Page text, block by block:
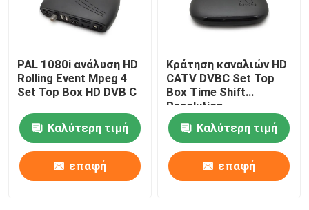
PAL 1080i ανάλυση HD
Rolling Event Mpeg 4
Set Top Box HD DVB C
Καλύτερη τιμή
επαφή
Κράτηση καναλιών HD
CATV DVBC Set Top
Box Time Shift
Resolution
Καλύτερη τιμή
επαφή